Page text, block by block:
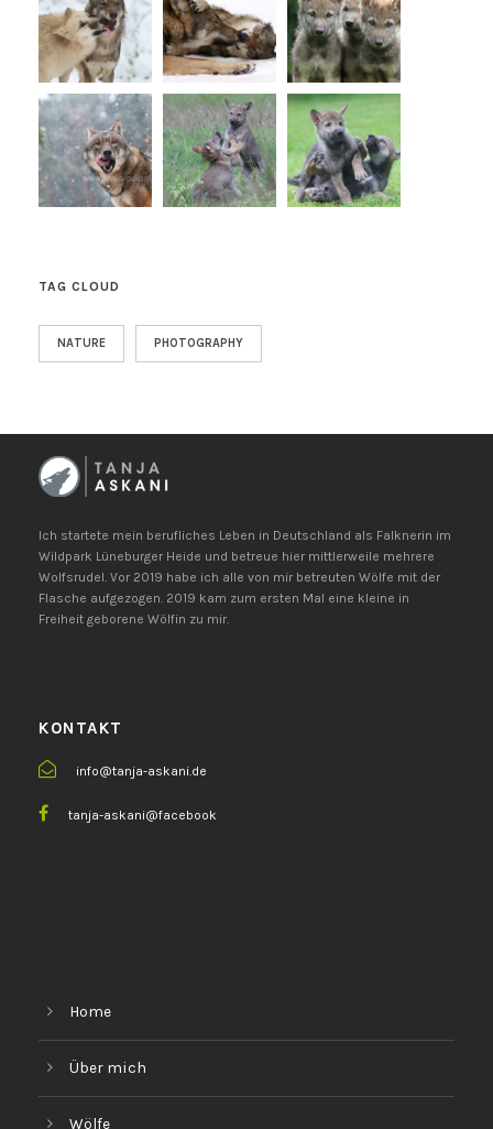
TAG CLOUD
NATURE PHOTOGRAPHY
Ich startete mein berufliches Leben in Deutschland als Falknerin im
Wildpark Lüneburger Heide und betreue hier mittlerweile mehrere
Wolfsrudel. Vor 2019 habe ich alle von mir betreuten Wölfe mit der
Flasche aufgezogen. 2019 kam zum ersten Mal eine kleine in
Freiheit geborene Wölfin zu mir.
KONTAKT
info@tanja-askani.de
tanja-askani@facebook
Home
Über mich
Wölfe